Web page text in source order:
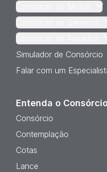
Simulador de Consórcio
Falar com um
Entenda o
Consórcio
Contemplação
Cotas
Lance